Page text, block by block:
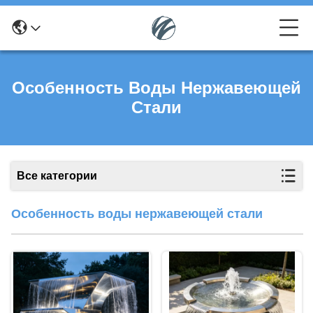
Особенность Воды Нержавеющей
Стали
Все категории
Особенность воды нержавеющей стали